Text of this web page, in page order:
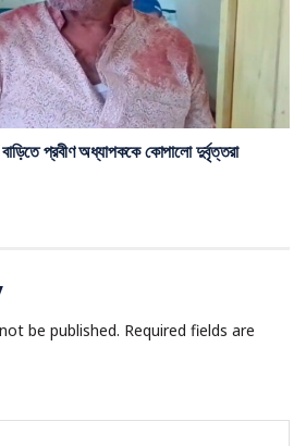
প্রবীণ অধ্যাপককে কোপালো দুর্বৃত্তরা
be published. Required fields are